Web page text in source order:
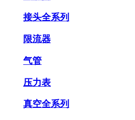
接头全系列
限流器
气管
压力表
真空全系列